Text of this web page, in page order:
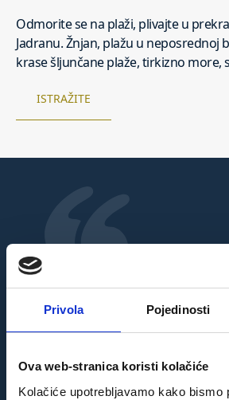
Privola Pojedinosti
Ova web-stranica koristi kolačiće
Kolačiće upotrebljavamo kako bismo
Odmorite se na plaži, plivajte u
Jadranu. Žnjan, plažu u neposrednoj
krase šljunčane plaže, tirkizno more,
ISTRAŽITE
“Apartman je veoma
sve potrebno za odličan
domaćin za poželjeti!